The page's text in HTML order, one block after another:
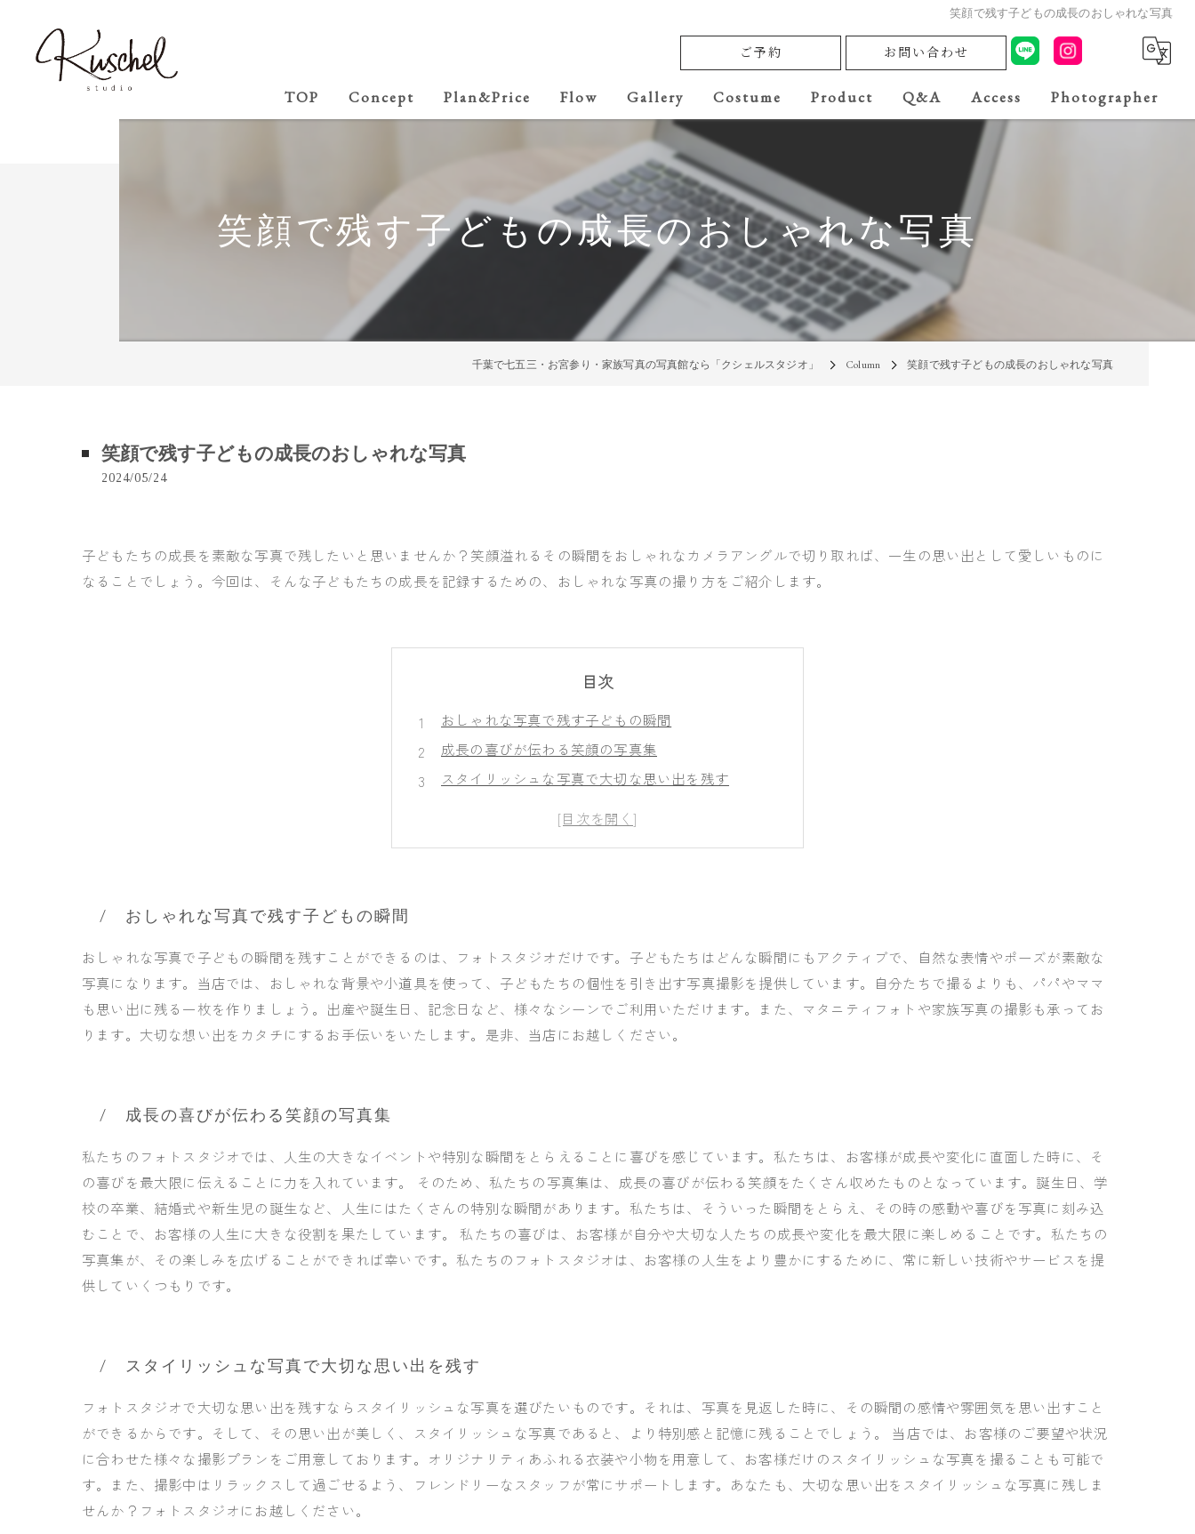
笑顔で残す子どもの成長のおしゃれな写真
ご予約 お問い合わせ
TOP Concept Plan&Price
七五三
Anniversary
Maternity
Rental studio
Flow Gallery Costume Product Q&A Access Photographer
笑顔で残す子どもの成長のおしゃれな写真
千葉で七五三・お宮参り・家族写真の写真館なら「クシェルスタジオ」 Column 笑顔で残す子どもの成長のおしゃれな写真
笑顔で残す子どもの成長のおしゃれな写真
2024/05/24
子どもたちの成長を素敵な写真で残したいと思いませんか？笑顔溢れるその瞬間をおしゃれなカメラアングルで切り取れば、一生の思い出として愛しいものに
なることでしょう。今回は、そんな子どもたちの成長を記録するための、おしゃれな写真の撮り方をご紹介します。
目次
おしゃれな写真で残す子どもの瞬間
成長の喜びが伝わる笑顔の写真集
スタイリッシュな写真で大切な思い出を残す
おしゃれな写真で残す子どもの瞬間
おしゃれな写真で子どもの瞬間を残すことができるのは、フォトスタジオだけです。子どもたちはどんな瞬間にもアクティブで、自然な表情やポーズが素敵な
写真になります。当店では、おしゃれな背景や小道具を使って、子どもたちの個性を引き出す写真撮影を提供しています。自分たちで撮るよりも、パパやママ
も思い出に残る一枚を作りましょう。出産や誕生日、記念日など、様々なシーンでご利用いただけます。また、マタニティフォトや家族写真の撮影も承ってお
ります。大切な想い出をカタチにするお手伝いをいたします。是非、当店にお越しください。
成長の喜びが伝わる笑顔の写真集
私たちのフォトスタジオでは、人生の大きなイベントや特別な瞬間をとらえることに喜びを感じています。私たちは、お客様が成長や変化に直面した時に、そ
の喜びを最大限に伝えることに力を入れています。 そのため、私たちの写真集は、成長の喜びが伝わる笑顔をたくさん収めたものとなっています。誕生日、学
校の卒業、結婚式や新生児の誕生など、人生にはたくさんの特別な瞬間があります。私たちは、そういった瞬間をとらえ、その時の感動や喜びを写真に刻み込
むことで、お客様の人生に大きな役割を果たしています。 私たちの喜びは、お客様が自分や大切な人たちの成長や変化を最大限に楽しめることです。私たちの
写真集が、その楽しみを広げることができれば幸いです。私たちのフォトスタジオは、お客様の人生をより豊かにするために、常に新しい技術やサービスを提
供していくつもりです。
スタイリッシュな写真で大切な思い出を残す
フォトスタジオで大切な思い出を残すならスタイリッシュな写真を選びたいものです。それは、写真を見返した時に、その瞬間の感情や雰囲気を思い出すこと
ができるからです。そして、その思い出が美しく、スタイリッシュな写真であると、より特別感と記憶に残ることでしょう。 当店では、お客様のご要望や状況
に合わせた様々な撮影プランをご用意しております。オリジナリティあふれる衣装や小物を用意して、お客様だけのスタイリッシュな写真を撮ることも可能で
す。また、撮影中はリラックスして過ごせるよう、フレンドリーなスタッフが常にサポートします。あなたも、大切な思い出をスタイリッシュな写真に残しま
せんか？フォトスタジオにお越しください。